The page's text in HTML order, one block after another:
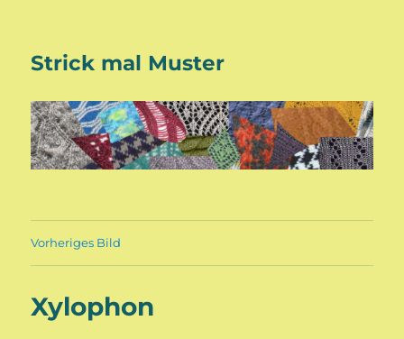
Strick mal Muster
Vorheriges Bild
Xylophon